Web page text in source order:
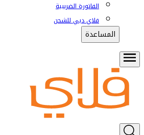
الفاتورة الضريبية
فلاي دبي للشحن
المساعدة